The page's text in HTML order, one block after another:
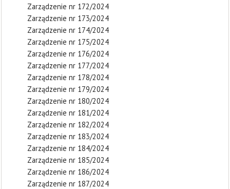
Zarządzenie nr 172/2024
Zarządzenie nr 173/2024
Zarządzenie nr 174/2024
Zarządzenie nr 175/2024
Zarządzenie nr 176/2024
Zarządzenie nr 177/2024
Zarządzenie nr 178/2024
Zarządzenie nr 179/2024
Zarządzenie nr 180/2024
Zarządzenie nr 181/2024
Zarządzenie nr 182/2024
Zarządzenie nr 183/2024
Zarządzenie nr 184/2024
Zarządzenie nr 185/2024
Zarządzenie nr 186/2024
Zarządzenie nr 187/2024